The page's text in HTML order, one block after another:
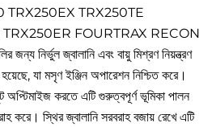
TRX250EX TRX250TE
FOURTRAX RECON
নির্ভুল জ্বালানি এবং বায়ু মিশ্রণ নিয়ন্ত্রণ
যা মসৃণ ইঞ্জিন অপারেশন নিশ্চিত করে।
অপ্টিমাইজ করতে এটি গুরুত্বপূর্ণ ভূমিকা পালন
করে। স্থির জ্বালানি সরবরাহ বজায় রেখে এটি